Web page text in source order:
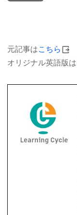
元記事はこちら
オリジナル英語版は